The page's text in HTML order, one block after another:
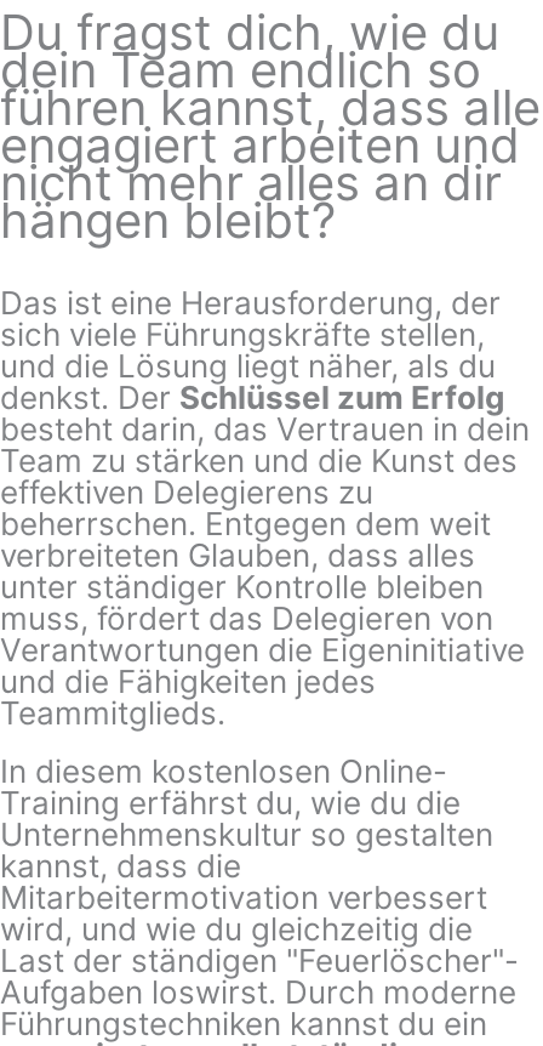
Du fragst dich, wie du
dein Team endlich so
führen kannst, dass alle
engagiert arbeiten und
nicht mehr alles an dir
hängen bleibt?
Das ist eine Herausforderung, der
sich viele Führungskräfte stellen,
und die Lösung liegt näher, als du
denkst. Der Schlüssel zum Erfolg
besteht darin, das Vertrauen in dein
Team zu stärken und die Kunst des
effektiven Delegierens zu
beherrschen. Entgegen dem weit
verbreiteten Glauben, dass alles
unter ständiger Kontrolle bleiben
muss, fördert das Delegieren von
Verantwortungen die Eigeninitiative
und die Fähigkeiten jedes
Teammitglieds.
In diesem kostenlosen Online-
Training erfährst du, wie du die
Unternehmenskultur so gestalten
kannst, dass die
Mitarbeitermotivation verbessert
wird, und wie du gleichzeitig die
Last der ständigen "Feuerlöscher"-
Aufgaben loswirst. Durch moderne
Führungstechniken kannst du ein